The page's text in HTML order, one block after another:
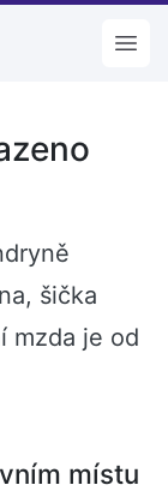
šička
mzda je od
místu